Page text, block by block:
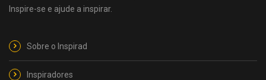
Inspire-se e ajude a inspirar.
Sobre o Inspirad
Inspiradores